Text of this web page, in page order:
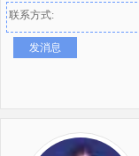
联系方式:
发消息